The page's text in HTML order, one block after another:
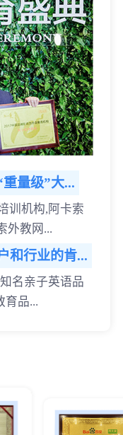
量级”大...
训机构,阿卡索
外教网...
和行业的肯...
名亲子英语品
育品...